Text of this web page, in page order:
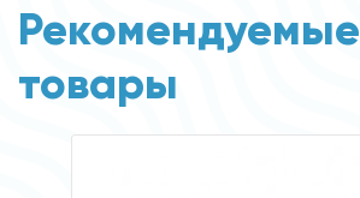
Рекомендуемые
товары